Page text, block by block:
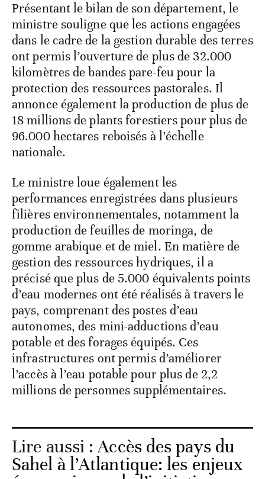
Présentant le bilan de son département, le
ministre souligne que les actions engagées
dans le cadre de la gestion durable des terres
ont permis l’ouverture de plus de 32.000
kilomètres de bandes pare-feu pour la
protection des ressources pastorales. Il
annonce également la production de plus de
18 millions de plants forestiers pour plus de
96.000 hectares reboisés à l’échelle
nationale.
Le ministre loue également les
performances enregistrées dans plusieurs
filières environnementales, notamment la
production de feuilles de moringa, de
gomme arabique et de miel. En matière de
gestion des ressources hydriques, il a
précisé que plus de 5.000 équivalents points
d’eau modernes ont été réalisés à travers le
pays, comprenant des postes d’eau
autonomes, des mini-adductions d’eau
potable et des forages équipés. Ces
infrastructures ont permis d’améliorer
l’accès à l’eau potable pour plus de 2,2
millions de personnes supplémentaires.
Lire aussi :Accès des pays du
Sahel à l’Atlantique: les enjeux